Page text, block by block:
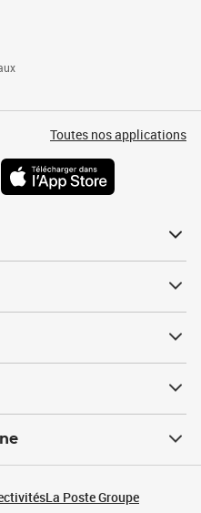
Toutes nos applications
La Poste Groupe